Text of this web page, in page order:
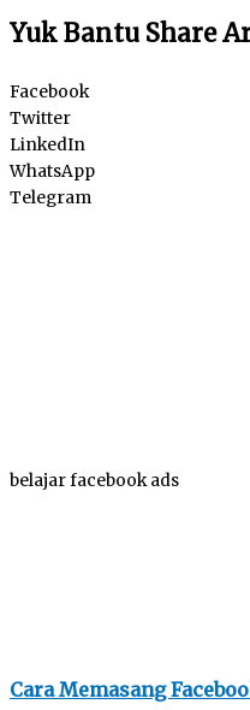
Yuk Bantu Share
Facebook
Twitter
LinkedIn
WhatsApp
Telegram
belajar facebook ads
Cara Memasang